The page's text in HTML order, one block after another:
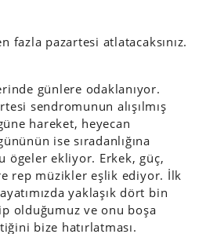
fazla pazartesi atlatacaksınız.
günlere odaklanıyor.
sendromunun alışılmış
hareket, heyecan
ise sıradanlığına
ögeler ekliyor. Erkek, güç,
rep müzikler eşlik ediyor. İlk
yaklaşık dört bin
olduğumuz ve onu boşa
bize hatırlatması.